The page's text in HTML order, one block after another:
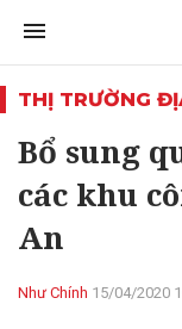
THỊ TRƯỜNG
Bổ sung
các khu
An
Như Chính 15/04/2020